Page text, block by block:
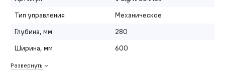
Тип управления
Механическое
Глубина, мм
280
Ширина, мм
600
Развернуть